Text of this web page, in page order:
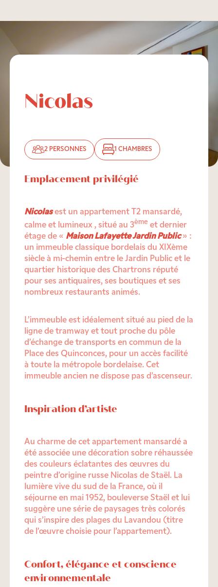
Nicolas
2 PERSONNES 1 CHAMBRES
Emplacement privilégié
Nicolasest un appartement T2 mansardé,
calme et lumineux , situé au 3ème et dernier
étage de « Maison Lafayette Jardin Public» :
un immeuble classique bordelais du XIXème
siècle à mi-chemin entre le Jardin Public et le
quartier historique des Chartrons réputé
pour ses antiquaires, ses boutiques et ses
nombreux restaurants animés.
L’immeuble est idéalement situé au pied de la
ligne de tramway et tout proche du pôle
d’échange de transports en commun de la
Place des Quinconces, pour un accès facilité
à toute la métropole bordelaise. Cet
immeuble ancien ne dispose pas d’ascenseur.
Inspiration d’artiste
Au charme de cet appartement mansardé a
été associée une décoration sobre réhaussée
des couleurs éclatantes des œuvres du
peintre d’origine russe Nicolas de Staël. La
lumière vive du sud de la France, où il
séjourne en mai 1952, bouleverse Staël et lui
suggère une série de paysages très colorés
qui s’inspire des plages du Lavandou (titre
de l’œuvre choisie pour l’appartement).
Confort, élégance et conscience
environnementale